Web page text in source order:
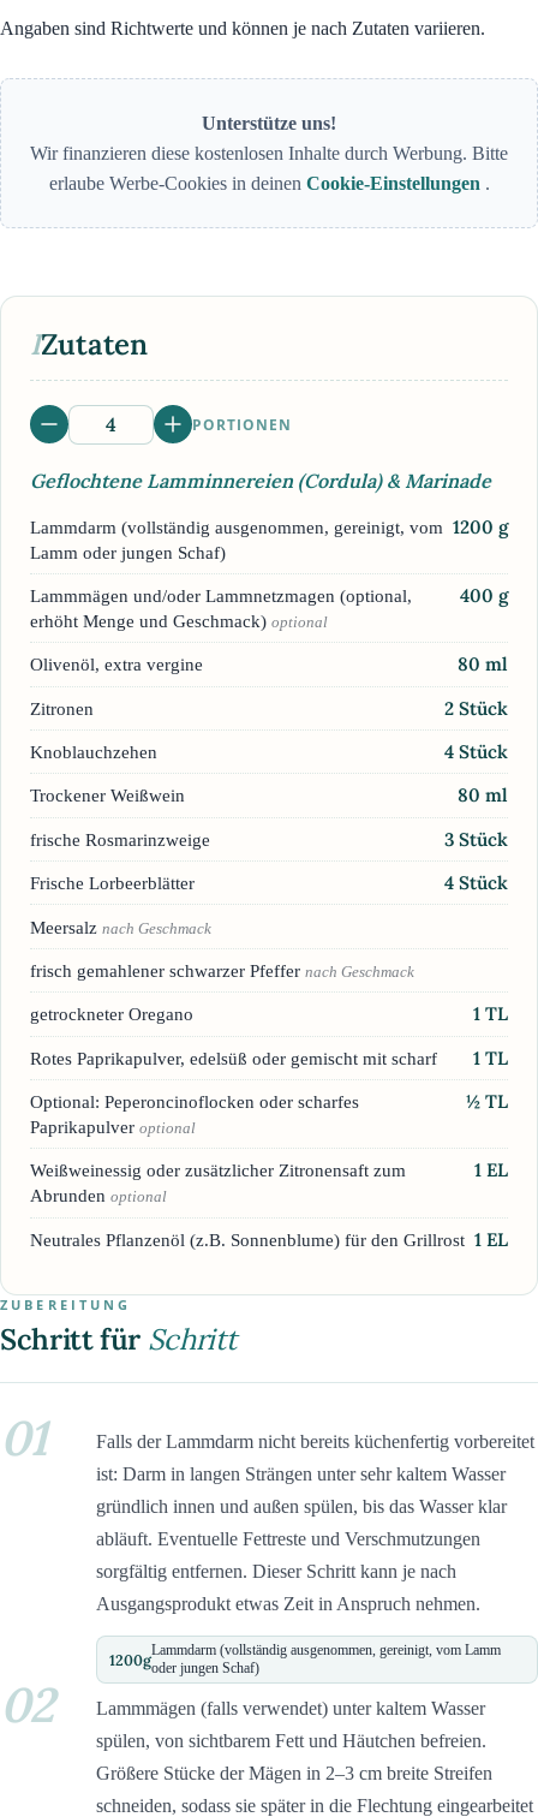
Angaben sind Richtwerte und können je nach Zutaten variieren.
Unterstütze uns!
Wir finanzieren diese kostenlosen Inhalte durch Werbung. Bitte
erlaube Werbe-Cookies in deinen Cookie-Einstellungen .
IZutaten
PORTIONEN
Geflochtene Lamminnereien (Cordula) & Marinade
Lammdarm (vollständig ausgenommen, gereinigt, vom
Lamm oder jungen Schaf)
1200 g
Lammmägen und/oder Lammnetzmagen (optional,
erhöht Menge und Geschmack) optional
400 g
Olivenöl, extra vergine 80 ml
Zitronen 2 Stück
Knoblauchzehen 4 Stück
Trockener Weißwein 80 ml
frische Rosmarinzweige 3 Stück
Frische Lorbeerblätter 4 Stück
Meersalz nach Geschmack
frisch gemahlener schwarzer Pfeffer nach Geschmack
getrockneter Oregano 1 TL
Rotes Paprikapulver, edelsüß oder gemischt mit scharf 1 TL
Optional: Peperoncinoflocken oder scharfes
Paprikapulver optional
½ TL
Weißweinessig oder zusätzlicher Zitronensaft zum
Abrunden optional
1 EL
Neutrales Pflanzenöl (z.B. Sonnenblume) für den Grillrost 1 EL
ZUBEREITUNG
Schritt für Schritt
01
Falls der Lammdarm nicht bereits küchenfertig vorbereitet
ist: Darm in langen Strängen unter sehr kaltem Wasser
gründlich innen und außen spülen, bis das Wasser klar
abläuft. Eventuelle Fettreste und Verschmutzungen
sorgfältig entfernen. Dieser Schritt kann je nach
Ausgangsprodukt etwas Zeit in Anspruch nehmen.
1200gLammdarm (vollständig ausgenommen, gereinigt, vom Lamm
oder jungen Schaf)
02
Lammmägen (falls verwendet) unter kaltem Wasser
spülen, von sichtbarem Fett und Häutchen befreien.
Größere Stücke der Mägen in 2–3 cm breite Streifen
schneiden, sodass sie später in die Flechtung eingearbeitet